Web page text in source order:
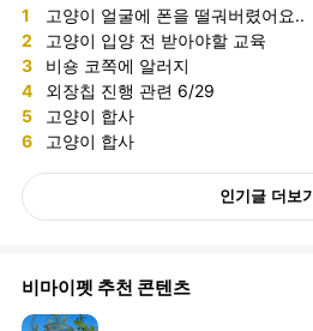
1 고양이 얼굴에 폰을 떨궈버렸어요..
2 고양이 입양 전 받아야할 교육
3 비숑 코쪽에 알러지
4 외장칩 진행 관련 6/29
5 고양이 합사
6 고양이 합사
인기글 더보기
비마이펫 추천 콘텐츠